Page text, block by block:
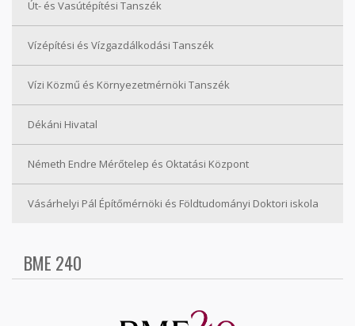
Út- és Vasútépítési Tanszék
Vízépítési és Vízgazdálkodási Tanszék
Vízi Közmű és Környezetmérnöki Tanszék
Dékáni Hivatal
Németh Endre Mérőtelep és Oktatási Központ
Vásárhelyi Pál Építőmérnöki és Földtudományi Doktori iskola
BME 240